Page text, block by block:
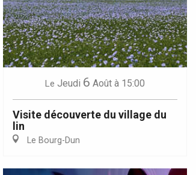
Le Jeudi 6 Août à 15:00
Visite découverte du village du
lin
Le Bourg-Dun